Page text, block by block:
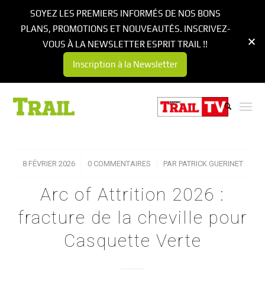
8 FÉVRIER 2026
/ 0 COMMENTAIRES
/ PAR PATRICK GUERINET
Arc of Attrition 2026 :
fracture de la cheville pour
Casquette Verte
SOYEZ LES PREMIERS INFORMÉS DE NOS BONS
PLANS, PROMOTIONS ET NOUVEAUTÉS. INSCRIVEZ-
VOUS À LA NEWSLETTER ESPRIT TRAIL !!
Inscription à la Newsletter